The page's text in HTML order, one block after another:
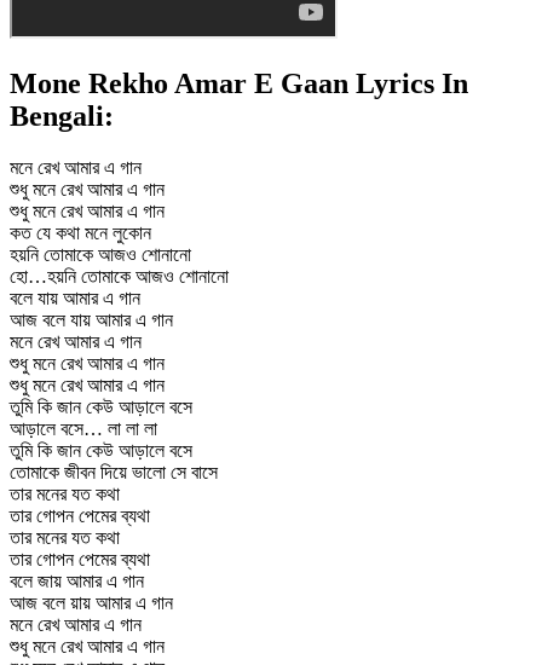
Mone Rekho Amar E Gaan Lyrics In
Bengali:
মনে রেখ আমার এ গান
শুধু মনে রেখ আমার এ গান
শুধু মনে রেখ আমার এ গান
কত যে কথা মনে লুকোন
হয়নি তোমাকে আজও শোনানো
হো…হয়নি তোমাকে আজও শোনানো
বলে যায় আমার এ গান
আজ বলে যায় আমার এ গান
মনে রেখ আমার এ গান
শুধু মনে রেখ আমার এ গান
শুধু মনে রেখ আমার এ গান
তুমি কি জান কেউ আড়ালে বসে
আড়ালে বসে… লা লা লা
তুমি কি জান কেউ আড়ালে বসে
তোমাকে জীবন দিয়ে ভালো সে বাসে
তার মনের যত কথা
তার গোপন পেমের ব্যথা
তার মনের যত কথা
তার গোপন পেমের ব্যথা
বলে জায় আমার এ গান
আজ বলে য়ায় আমার এ গান
মনে রেখ আমার এ গান
শুধু মনে রেখ আমার এ গান